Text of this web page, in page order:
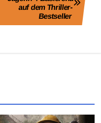
auf dem Thriller-
Bestseller